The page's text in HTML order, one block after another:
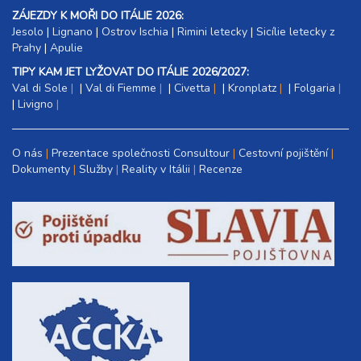
ZÁJEZDY K MOŘI DO ITÁLIE 2026:
Jesolo | Lignano | Ostrov Ischia | Rimini letecky | Sicílie letecky z
Prahy | Apulie
TIPY KAM JET LYŽOVAT DO ITÁLIE 2026/2027:
Val di Sole
| Val di Fiemme | Civetta | Kronplatz | Folgaria
| Livigno
O nás Prezentace společnosti Consultour Cestovní pojištění
Dokumenty Služby Reality v Itálii Recenze